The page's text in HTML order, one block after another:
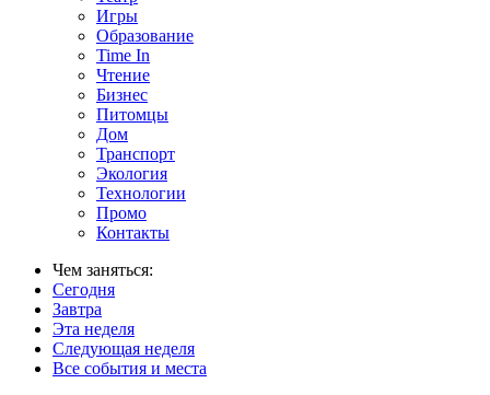
Игры
Образование
Time In
Чтение
Бизнес
Питомцы
Дом
Транспорт
Экология
Технологии
Промо
Контакты
Чем заняться:
Сегодня
Завтра
Эта неделя
Следующая неделя
Все события и места